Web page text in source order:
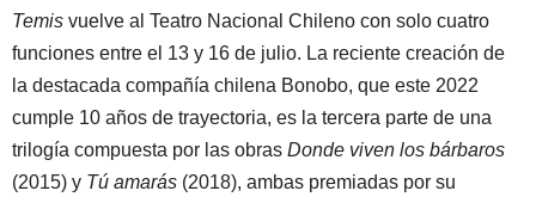
Temis vuelve al Teatro Nacional Chileno con solo cuatro
funciones entre el 13 y 16 de julio. La reciente creación de
la destacada compañía chilena Bonobo, que este 2022
cumple 10 años de trayectoria, es la tercera parte de una
trilogía compuesta por las obras Donde viven los bárbaros
(2015) y Tú amarás (2018), ambas premiadas por su